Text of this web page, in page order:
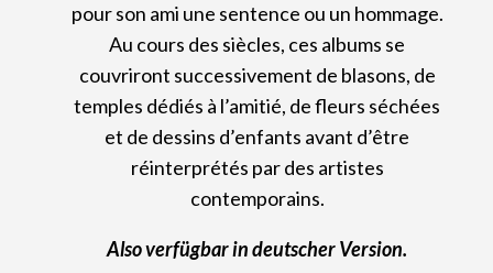
pour son ami une sentence ou un hommage.
Au cours des siècles, ces albums se
couvriront successivement de blasons, de
temples dédiés à l’amitié, de fleurs séchées
et de dessins d’enfants avant d’être
réinterprétés par des artistes
contemporains.
Also verfügbar in deutscher Version.